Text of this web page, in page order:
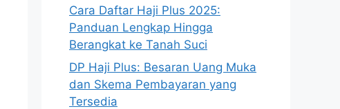
Cara Daftar Haji Plus 2025:
Panduan Lengkap Hingga
Berangkat ke Tanah Suci
DP Haji Plus: Besaran Uang Muka
dan Skema Pembayaran yang
Tersedia